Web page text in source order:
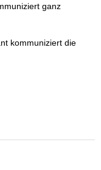
ganz
kommuniziert die